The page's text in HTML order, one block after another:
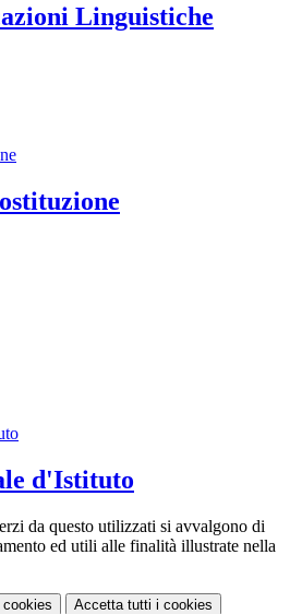
Linguistiche
d'Istituto
da questo utilizzati si avvalgono di
ed utili alle finalità illustrate nella
cookies Accetta tutti i cookies